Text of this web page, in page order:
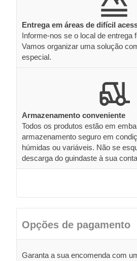
Entrega em áreas de difícil
Informe-nos se o local de entrega
Vamos organizar uma solução
especial.
Armazenamento conveniente
Todos os produtos estão em
armazenamento seguro em
húmidas ou variáveis. Não se
descarga do guindaste à sua
Opções de pagamento
Garanta a sua encomenda com